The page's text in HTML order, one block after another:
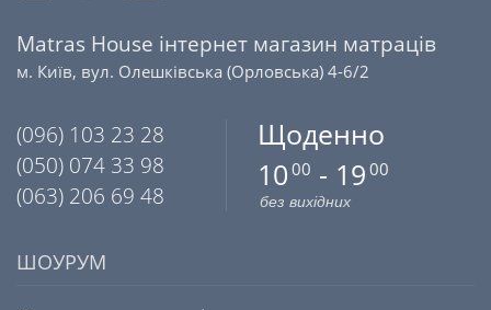
Matras House інтернет магазин матраців
м. Київ, вул. Олешківська (Орловська) 4-6/2
(096) 103 23 28
(050) 074 33 98
(063) 206 69 48
Щоденно
10 00 - 19 00
без вихідних
ШОУРУМ